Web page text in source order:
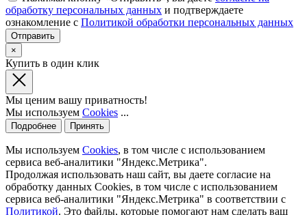
обработку персональных данных и подтверждаете
ознакомление с Политикой обработки персональных данных
×
Купить в один клик
Мы ценим вашу приватность!
Мы используем Cookies ...
Подробнее Принять
Мы используем Cookies, в том числе с использованием
сервиса веб-аналитики "Яндекс.Метрика".
Продолжая использовать наш сайт, вы даете согласие на
обработку данных Cookies, в том числе с использованием
сервиса веб-аналитики "Яндекс.Метрика" в соответствии с
Политикой. Это файлы, которые помогают нам сделать ваш